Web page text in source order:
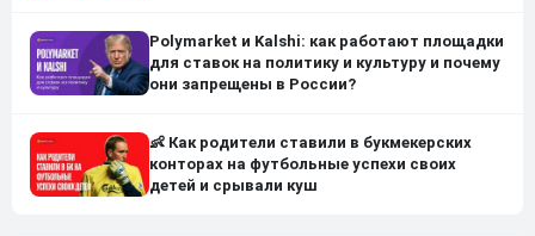
Polymarket и Kalshi: как работают площадки
для ставок на политику и культуру и почему
они запрещены в России?
👶 Как родители ставили в букмекерских
конторах на футбольные успехи своих
детей и срывали куш